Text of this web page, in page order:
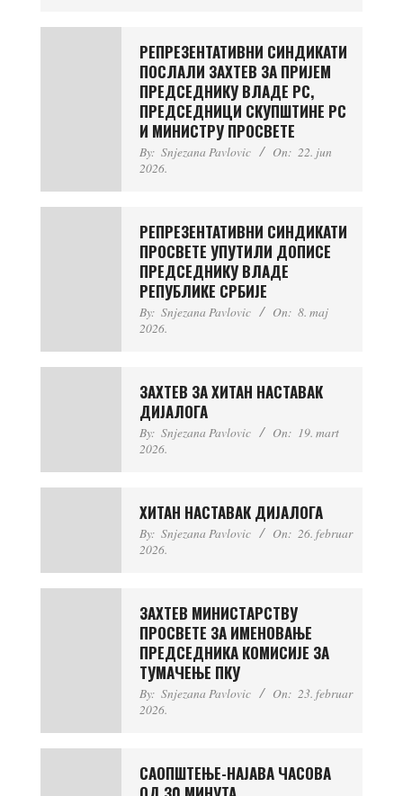
РЕПРЕЗЕНТАТИВНИ СИНДИКАТИ
ПОСЛАЛИ ЗАХТЕВ ЗА ПРИЈЕМ
ПРЕДСЕДНИКУ ВЛАДЕ РС,
ПРЕДСЕДНИЦИ СКУПШТИНЕ РС
И МИНИСТРУ ПРОСВЕТЕ
By: Snjezana Pavlovic On: 22. jun
2026.
РЕПРЕЗЕНТАТИВНИ СИНДИКАТИ
ПРОСВЕТЕ УПУТИЛИ ДОПИСЕ
ПРЕДСЕДНИКУ ВЛАДЕ
РЕПУБЛИКЕ СРБИЈЕ
By: Snjezana Pavlovic On: 8. maj
2026.
ЗАХТЕВ ЗА ХИТАН НАСТАВАК
ДИЈАЛОГА
By: Snjezana Pavlovic On: 19. mart
2026.
ХИТАН НАСТАВАК ДИЈАЛОГА
By: Snjezana Pavlovic On: 26. februar
2026.
ЗАХТЕВ МИНИСТAРСTВУ
ПРОСВЕТЕ ЗА ИМЕНОВАЊЕ
ПРЕДСЕДНИКА КОМИСИЈЕ ЗА
ТУМАЧЕЊЕ ПКУ
By: Snjezana Pavlovic On: 23. februar
2026.
САОПШТЕЊЕ-НАЈАВА ЧАСОВА